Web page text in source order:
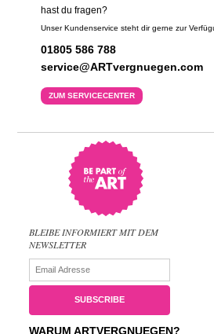
hast du fragen?
Unser Kundenservice steht dir gerne zur
01805 586 788
service@ARTvergnuegen.com
ZUM SERVICECENTER
BLEIBE INFORMIERT MIT DEM
NEWSLETTER
WARUM ARTVERGNUEGEN?